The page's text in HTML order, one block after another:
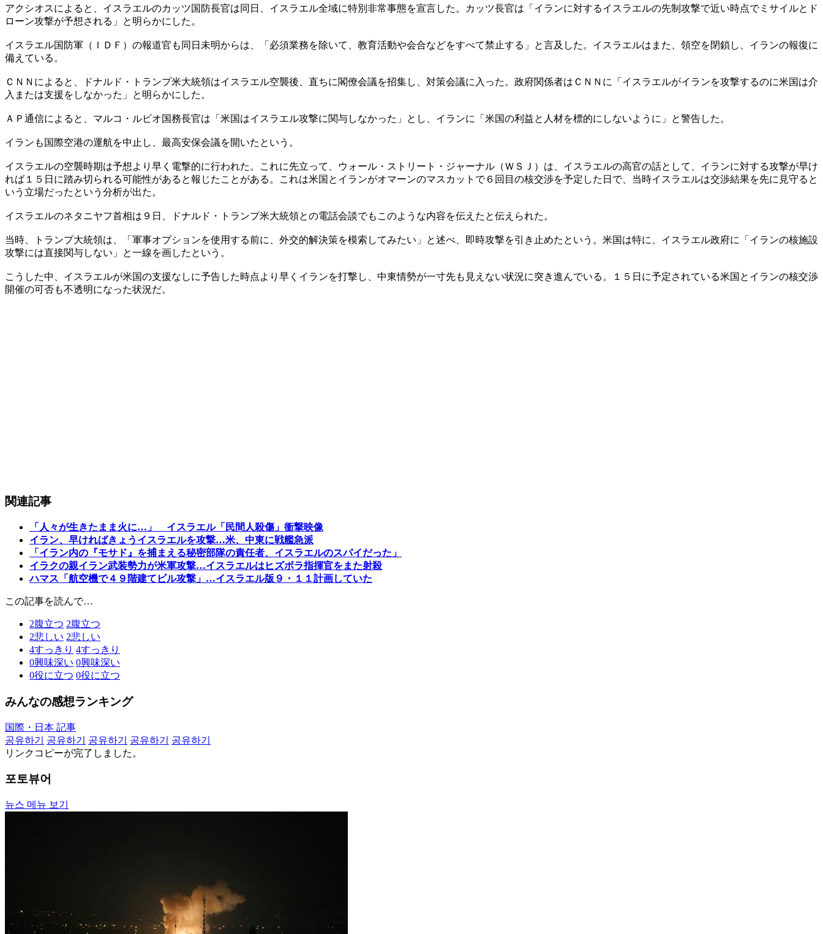
アクシオスによると、イスラエルのカッツ国防長官は同日、イスラエル全域に特別非常事態を宣言した。カッツ長官は「イランに対するイスラエルの先制攻撃で近い時点でミサイルとド
ローン攻撃が予想される」と明らかにした。
イスラエル国防軍（ＩＤＦ）の報道官も同日未明からは、「必須業務を除いて、教育活動や会合などをすべて禁止する」と言及した。イスラエルはまた、領空を閉鎖し、イランの報復に
備えている。
ＣＮＮによると、ドナルド・トランプ米大統領はイスラエル空襲後、直ちに閣僚会議を招集し、対策会議に入った。政府関係者はＣＮＮに「イスラエルがイランを攻撃するのに米国は介
入または支援をしなかった」と明らかにした。
ＡＰ通信によると、マルコ・ルビオ国務長官は「米国はイスラエル攻撃に関与しなかった」とし、イランに「米国の利益と人材を標的にしないように」と警告した。
イランも国際空港の運航を中止し、最高安保会議を開いたという。
イスラエルの空襲時期は予想より早く電撃的に行われた。これに先立って、ウォール・ストリート・ジャーナル（ＷＳＪ）は、イスラエルの高官の話として、イランに対する攻撃が早け
れば１５日に踏み切られる可能性があると報じたことがある。これは米国とイランがオマーンのマスカットで６回目の核交渉を予定した日で、当時イスラエルは交渉結果を先に見守ると
いう立場だったという分析が出た。
イスラエルのネタニヤフ首相は９日、ドナルド・トランプ米大統領との電話会談でもこのような内容を伝えたと伝えられた。
当時、トランプ大統領は、「軍事オプションを使用する前に、外交的解決策を模索してみたい」と述べ、即時攻撃を引き止めたという。米国は特に、イスラエル政府に「イランの核施設
攻撃には直接関与しない」と一線を画したという。
こうした中、イスラエルが米国の支援なしに予告した時点より早くイランを打撃し、中東情勢が一寸先も見えない状況に突き進んでいる。１５日に予定されている米国とイランの核交渉
開催の可否も不透明になった状況だ。
関連記事
「人々が生きたまま火に…」 イスラエル「民間人殺傷」衝撃映像
イラン、早ければきょうイスラエルを攻撃…米、中東に戦艦急派
「イラン内の『モサド』を捕まえる秘密部隊の責任者、イスラエルのスパイだった」
イラクの親イラン武装勢力が米軍攻撃…イスラエルはヒズボラ指揮官をまた射殺
ハマス「航空機で４９階建てビル攻撃」…イスラエル版９・１１計画していた
この記事を読んで…
2腹立つ 2腹立つ
2悲しい 2悲しい
4すっきり 4すっきり
0興味深い 0興味深い
0役に立つ 0役に立つ
みんなの感想ランキング
国際・日本 記事
공유하기
공유하기 공유하기 공유하기
공유하기
リンクコピーが完了しました。
포토뷰어
뉴스 메뉴 보기